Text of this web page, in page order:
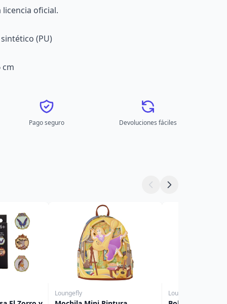
oficial.
(PU)
cm
Pago seguro Devoluciones fáciles
Loungefly Loungefly